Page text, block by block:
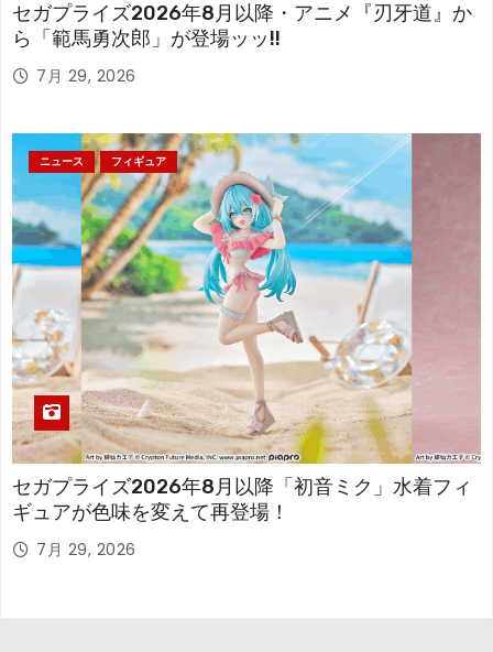
セガプライズ2026年8月以降・アニメ『刃牙道』か
ら「範馬勇次郎」が登場ッッ!!
7月 29, 2026
ニュース フィギュア
セガプライズ2026年8月以降「初音ミク」水着フィ
ギュアが色味を変えて再登場！
7月 29, 2026